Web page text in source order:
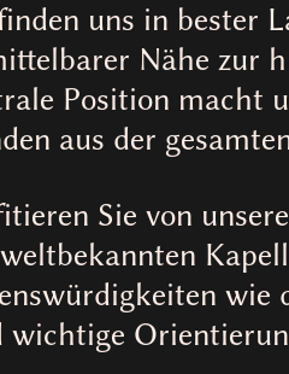
uns in bester
Nähe zur
Position macht
aus der
Sie von
wie
wichtige